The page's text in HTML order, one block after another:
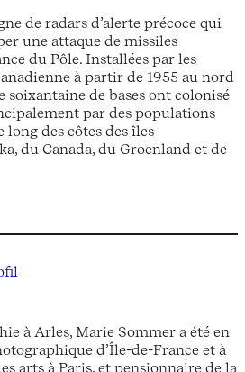
de radars d’alerte précoce qui
une attaque de missiles
du Pôle. Installées par les
à partir de 1955 au nord
soixantaine de bases ont colonisé
par des populations
des côtes des îles
du Canada, du Groenland et de
à Arles, Marie Sommer a été en
d’Île-de-France et à
arts à Paris, et pensionnaire de la